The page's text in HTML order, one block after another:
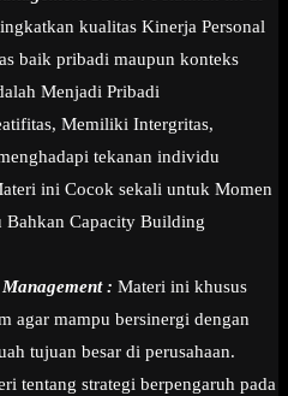
kualitas Kinerja Personal
baik pribadi maupun konteks
Menjadi Pribadi
Memiliki Intergritas,
tekanan individu
ini Cocok sekali untuk Momen
Bahkan Capacity Building
: Materi ini khusus
agar mampu bersinergi dengan
tujuan besar di perusahaan.
tentang strategi berpengaruh pada